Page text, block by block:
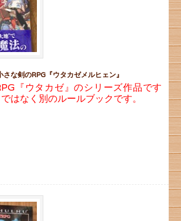
さな剣のRPG『ウタカゼメルヒェン』
『ウタカゼ』のシリーズ作品です
はなく別のルールブックです。